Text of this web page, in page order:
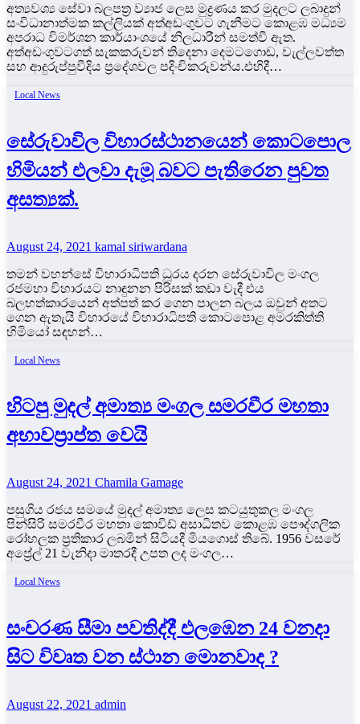
අත්‍යවශ්‍ය සේවා බලපත්‍ර ව්‍යාජ ලෙස මුද්‍රණය කර මුදලට ලබාදුන්
සංවිධානාත්මක කල්ලියක් අත්අඩංගුවට ගැනීමට කොළඹ මධ්‍යම
අපරාධ විමර්ශන කාර්යාංශයේ නිලධාරීන් සමත්වී ඇත.
අත්අඩංගුවටගත් සැකකරුවන් තිදෙනා දෙමටගොඩ, වැල්ලවත්ත
සහ ආදුරුප්පුවීදිය ප්‍රදේශවල පදිංචිකරුවන්ය.එහිදී…
Local News
සේරුවාවිල විහාරස්ථානයෙන් කොටපොල
හිමියන් එලවා දැමූ බවට පැතිරෙන පුවත
අසත්‍යක්.
August 24, 2021 kamal siriwardana
තමන් වහන්සේ විහාරාධිපති ධූරය දරන සේරුවාවිල මංගල
රජමහා විහාරයට නාඳුනන පිරිසක් කඩා වැදී එය
බලහත්කාරයෙන් අත්පත් කර ගෙන පාලන බලය ඔවුන් අතට
ගෙන ඇතැයි විහාරයේ විහාරාධිපති කොටපොළ අමරකිත්ති
හිමියෝ සඳහන්…
Local News
හිටපු මුදල් අමාත්‍ය මංගල සමරවීර මහතා
අභාවප්‍රාප්ත වෙයි
August 24, 2021 Chamila Gamage
පසුගිය රජය සමයේ මුදල් අමාත්‍ය ලෙස කටයුතුකල මංගල
පින්සිරි සමරවීර මහතා කොවිඩ් අසාධිතව කොළඹ පෞද්ගලික
රෝහලක ප්‍රතිකාර ලබමින් සිටියදී මියගොස් තිබේ. 1956 වසරේ
අප්‍රේල් 21 වැනිදා මාතරදී උපත ලද මංගල…
Local News
සංචරණ සීමා පවතිද්දී එලඹෙන 24 වනදා
සිට විවෘත වන ස්ථාන මොනවාද ?
August 22, 2021 admin